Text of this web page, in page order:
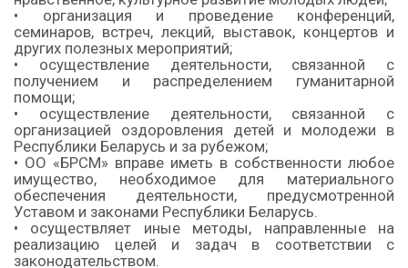
• организация и проведение конференций,
семинаров, встреч, лекций, выставок, концертов и
других полезных мероприятий;
• осуществление деятельности, связанной с
получением и распределением гуманитарной
помощи;
• осуществление деятельности, связанной с
организацией оздоровления детей и молодежи в
Республики Беларусь и за рубежом;
• ОО «БРСМ» вправе иметь в собственности любое
имущество, необходимое для материального
обеспечения деятельности, предусмотренной
Уставом и законами Республики Беларусь.
• осуществляет иные методы, направленные на
реализацию целей и задач в соответствии с
законодательством.